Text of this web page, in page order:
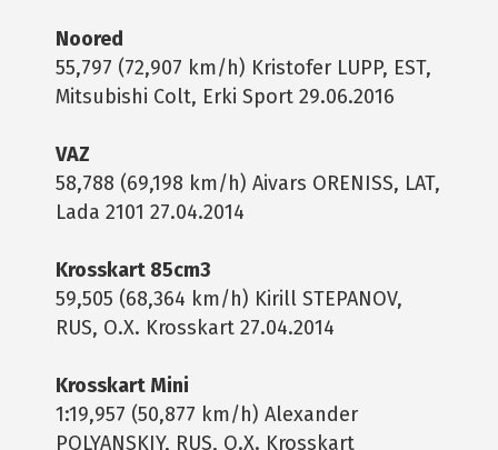
Noored
55,797 (72,907 km/h) Kristofer LUPP, EST,
Mitsubishi Colt, Erki Sport 29.06.2016
VAZ
58,788 (69,198 km/h) Aivars ORENISS, LAT,
Lada 2101 27.04.2014
Krosskart 85cm3
59,505 (68,364 km/h) Kirill STEPANOV,
RUS, O.X. Krosskart 27.04.2014
Krosskart Mini
1:19,957 (50,877 km/h) Alexander
POLYANSKIY, RUS, O.X. Krosskart